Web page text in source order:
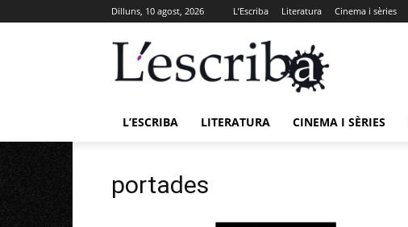
Dilluns, 10 agost, 2026 L’Escriba Literatura Cinema i sèries
L’ESCRIBA LITERATURA CINEMA I SÈRIES
portades